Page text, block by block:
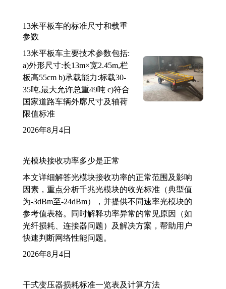
13米平板车的标准尺寸和载重
参数
13米平板车主要技术参数包括:
a)外形尺寸:长13m×宽2.45m,栏
板高55cm b)承载能力:标载30-
35吨,最大允许总重49吨 c)符合
国家道路车辆外廓尺寸及轴荷
限值标准
2026年8月4日
光模块接收功率多少是正常
本文详细解答光模块接收功率的正常范围及影响
因素，重点分析千兆光模块的收光标准（典型值
为-3dBm至-24dBm），并提供不同速率光模块的
参考值表格。同时解释功率异常的常见原因（如
光纤损耗、连接器问题）及解决方案，帮助用户
快速判断网络性能问题。
2026年8月4日
干式变压器损耗标准一览表及计算方法